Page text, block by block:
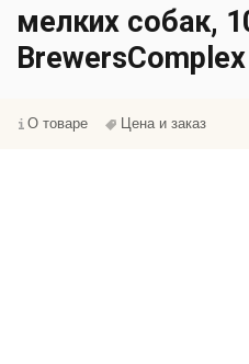
мелких собак,
О товаре Цена и заказ